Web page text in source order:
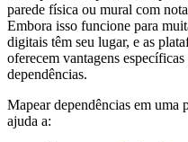
parede física ou mural com
Embora isso funcione para
digitais têm seu lugar, e as
oferecem vantagens
dependências.
Mapear dependências em uma
ajuda a: